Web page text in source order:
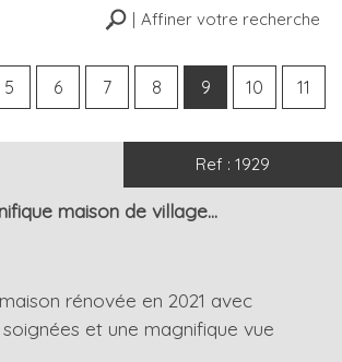
Affiner votre recherche
Rechercher
+ de critères +
5 6 7 8 9 10 11
Ref : 1929
maison de village...
rénovée en 2021 avec
et une magnifique vue